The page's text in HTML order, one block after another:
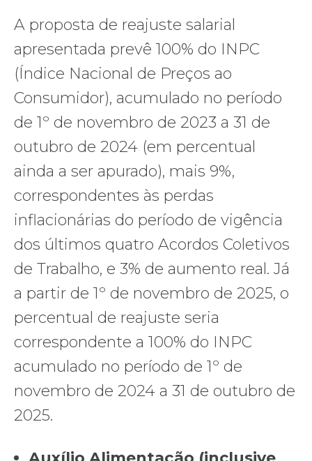
A proposta de reajuste salarial
apresentada prevê 100% do INPC
(Índice Nacional de Preços ao
Consumidor), acumulado no período
de 1º de novembro de 2023 a 31 de
outubro de 2024 (em percentual
ainda a ser apurado), mais 9%,
correspondentes às perdas
inflacionárias do período de vigência
dos últimos quatro Acordos Coletivos
de Trabalho, e 3% de aumento real. Já
a partir de 1º de novembro de 2025, o
percentual de reajuste seria
correspondente a 100% do INPC
acumulado no período de 1º de
novembro de 2024 a 31 de outubro de
2025.